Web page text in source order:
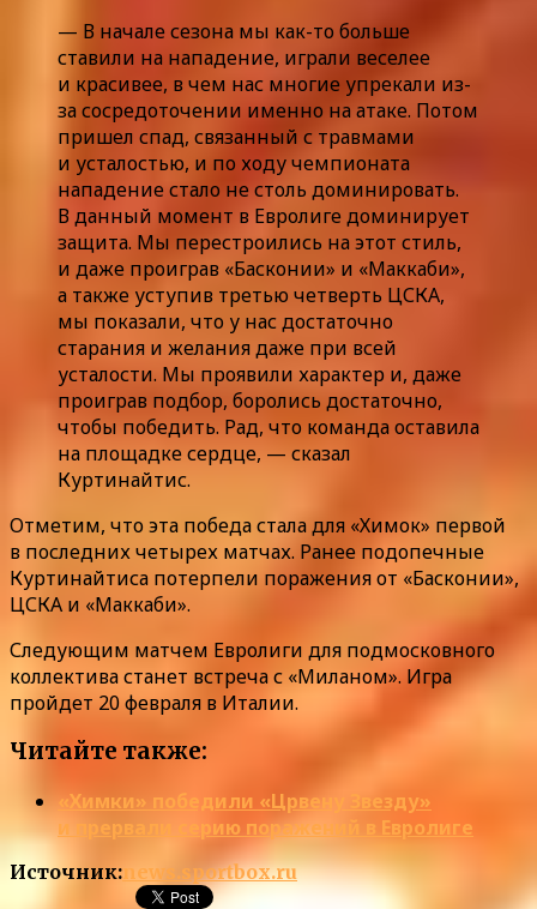
— В начале сезона мы как-то больше
ставили на нападение, играли веселее
и красивее, в чем нас многие упрекали из-
за сосредоточении именно на атаке. Потом
пришел спад, связанный с травмами
и усталостью, и по ходу чемпионата
нападение стало не столь доминировать.
В данный момент в Евролиге доминирует
защита. Мы перестроились на этот стиль,
и даже проиграв «Басконии» и «Маккаби»,
а также уступив третью четверть ЦСКА,
мы показали, что у нас достаточно
старания и желания даже при всей
усталости. Мы проявили характер и, даже
проиграв подбор, боролись достаточно,
чтобы победить. Рад, что команда оставила
на площадке сердце, — сказал
Куртинайтис.
Отметим, что эта победа стала для «Химок» первой
в последних четырех матчах. Ранее подопечные
Куртинайтиса потерпели поражения от «Басконии»,
ЦСКА и «Маккаби».
Следующим матчем Евролиги для подмосковного
коллектива станет встреча с «Миланом». Игра
пройдет 20 февраля в Италии.
Читайте также:
«Химки» победили «Црвену Звезду»
и прервали серию поражений в Евролиге
Источник:news.sportbox.ru